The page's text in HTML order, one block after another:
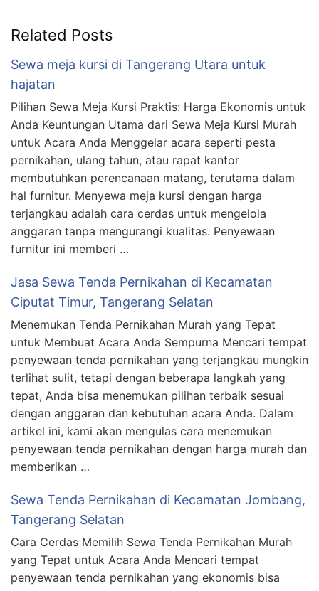
Related Posts
Sewa meja kursi di Tangerang Utara untuk
hajatan
Pilihan Sewa Meja Kursi Praktis: Harga Ekonomis untuk
Anda Keuntungan Utama dari Sewa Meja Kursi Murah
untuk Acara Anda Menggelar acara seperti pesta
pernikahan, ulang tahun, atau rapat kantor
membutuhkan perencanaan matang, terutama dalam
hal furnitur. Menyewa meja kursi dengan harga
terjangkau adalah cara cerdas untuk mengelola
anggaran tanpa mengurangi kualitas. Penyewaan
furnitur ini memberi …
Jasa Sewa Tenda Pernikahan di Kecamatan
Ciputat Timur, Tangerang Selatan
Menemukan Tenda Pernikahan Murah yang Tepat
untuk Membuat Acara Anda Sempurna Mencari tempat
penyewaan tenda pernikahan yang terjangkau mungkin
terlihat sulit, tetapi dengan beberapa langkah yang
tepat, Anda bisa menemukan pilihan terbaik sesuai
dengan anggaran dan kebutuhan acara Anda. Dalam
artikel ini, kami akan mengulas cara menemukan
penyewaan tenda pernikahan dengan harga murah dan
memberikan …
Sewa Tenda Pernikahan di Kecamatan Jombang,
Tangerang Selatan
Cara Cerdas Memilih Sewa Tenda Pernikahan Murah
yang Tepat untuk Acara Anda Mencari tempat
penyewaan tenda pernikahan yang ekonomis bisa